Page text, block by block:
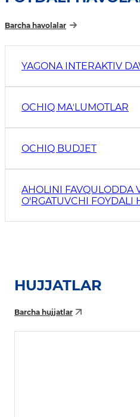
Barcha havolalar
YAGONA INTERAKTIV
OCHIQ MAʼLUMOTLAR
OCHIQ BUDJET
AHOLINI FAVQULODDA
O'RGATUVCHI FOYDALI
HUJJATLAR
Barcha hujjatlar